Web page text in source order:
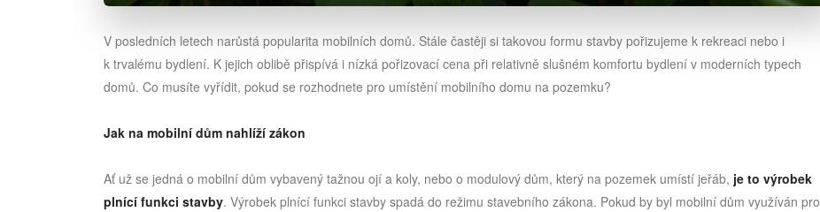
V posledních letech narůstá popularita mobilních domů. Stále častěji si takovou formu stavby pořizujeme k rekreaci nebo i
k trvalému bydlení. K jejich oblibě přispívá i nízká pořizovací cena při relativně slušném komfortu bydlení v moderních typech
domů. Co musíte vyřídit, pokud se rozhodnete pro umístění mobilního domu na pozemku?
Jak na mobilní dům nahlíží zákon
Ať už se jedná o mobilní dům vybavený tažnou ojí a koly, nebo o modulový dům, který na pozemek umístí jeřáb, je to výrobek
plnící funkci stavby. Výrobek plnící funkci stavby spadá do režimu stavebního zákona. Pokud by byl mobilní dům využíván pro